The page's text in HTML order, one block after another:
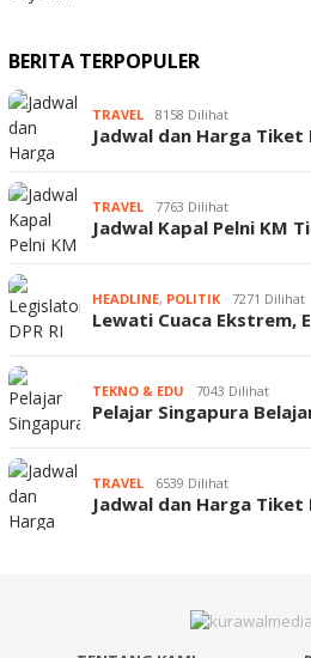
BERITA TERPOPULER
TRAVEL 8158 Dilihat
Jadwal dan Harga
TRAVEL 7763 Dilihat
Jadwal Kapal Pelni KM
HEADLINE, POLITIK 7271 Dilihat
Lewati Cuaca Ekstrem,
TEKNO & EDU 7043 Dilihat
Pelajar Singapura
TRAVEL 6539 Dilihat
Jadwal dan Harga